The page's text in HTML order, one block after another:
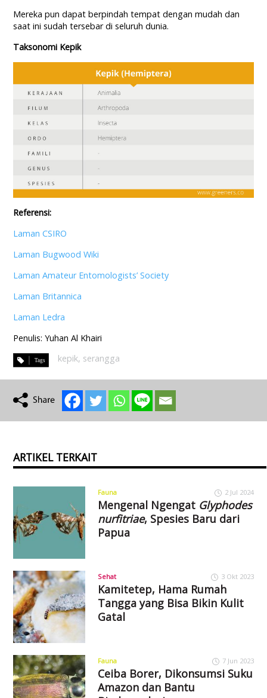
Mereka pun dapat berpindah tempat dengan mudah dan
saat ini sudah tersebar di seluruh dunia.
Taksonomi Kepik
Referensi:
Laman CSIRO
Laman Bugwood Wiki
Laman Amateur Entomologists’ Society
Laman Britannica
Laman Ledra
Penulis: Yuhan Al Khairi
kepik, serangga
ARTIKEL TERKAIT
Fauna 2 Jul 2024
Mengenal Ngengat Glyphodes
nurfitriae, Spesies Baru dari
Papua
Sehat 3 Okt 2023
Kamitetep, Hama Rumah
Tangga yang Bisa Bikin Kulit
Gatal
Fauna 7 Jun 2023
Ceiba Borer, Dikonsumsi Suku
Amazon dan Bantu